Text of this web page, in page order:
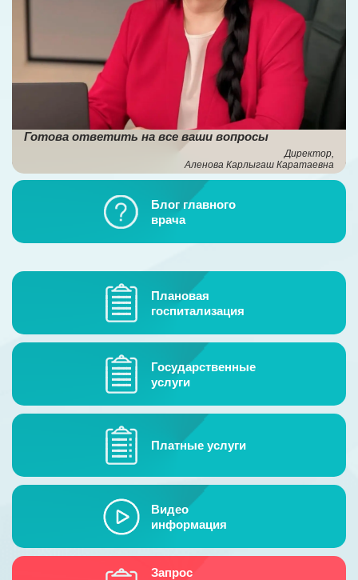
Пациентам
ОСМС
Антикорупционная деятельность
НПА
Гостевая книга
Готова ответить на все ваши вопросы
Директор,
Аленова Карлыгаш Каратаевна
Блог главного
врача
Плановая
госпитализация
Государственные
услуги
Платные услуги
Видео
информация
Запрос